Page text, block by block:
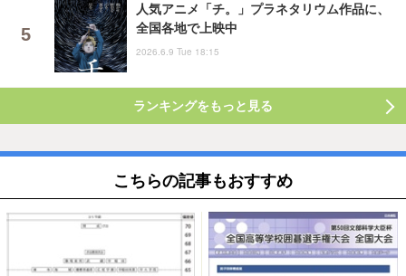
人気アニメ「チ。」プラネタリウム作品に、
全国各地で上映中
2026.6.9 Tue 18:15
ランキングをもっと見る
こちらの記事もおすすめ